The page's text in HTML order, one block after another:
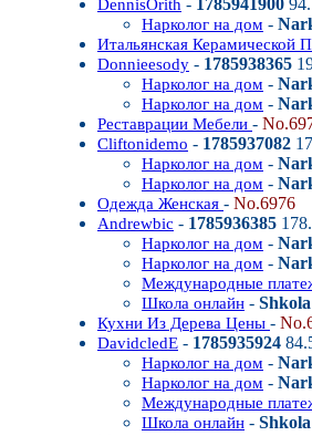
DennisOrith - 1785941900
Нарколог на дом -
Итальянская Керамической
Donnieesody - 1785938365
Нарколог на дом -
Нарколог на дом -
Реставрации Мебели -
Cliftonidemo - 1785937082
Нарколог на дом -
Нарколог на дом -
Одежда Женская - No.6976
Andrewbic - 1785936385
Нарколог на дом -
Нарколог на дом -
Международные
Школа онлайн -
Кухни Из Дерева Цены -
DavidcledE - 1785935924
Нарколог на дом -
Нарколог на дом -
Международные
Школа онлайн -